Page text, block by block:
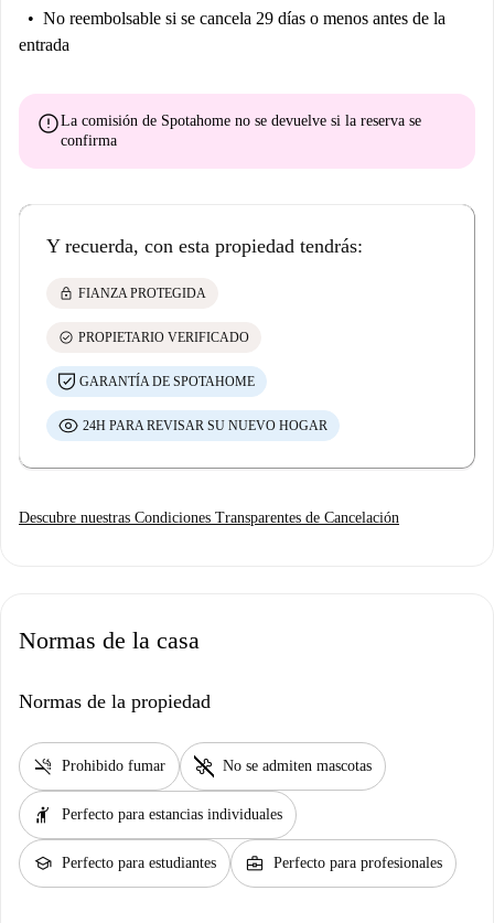
No reembolsable si se cancela 29 días o menos antes de la
entrada
errorLa comisión de Spotahome no se devuelve si la reserva se
confirma
Y recuerda, con esta propiedad tendrás:
lock FIANZA PROTEGIDA
check_circle PROPIETARIO VERIFICADO
GARANTÍA DE SPOTAHOME
24H PARA REVISAR SU NUEVO HOGAR
Descubre nuestras Condiciones Transparentes de Cancelación
Normas de la casa
Normas de la propiedad
smoke_free Prohibido fumar pet_supplies No se admiten mascotas
hail Perfecto para estancias individuales
school Perfecto para estudiantes business_center Perfecto para profesionales